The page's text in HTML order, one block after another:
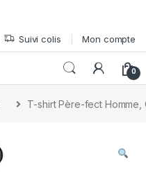
Suivi colis Mon compte
0
T-shirt Père-fect